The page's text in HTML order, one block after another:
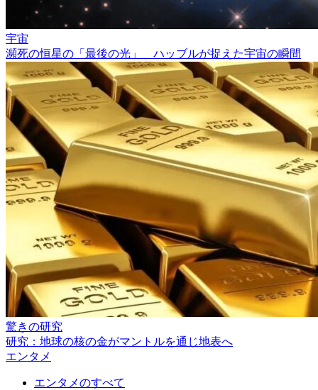
宇宙
瀕死の恒星の「最後の光」 ハッブルが捉えた宇宙の瞬間
驚きの研究
研究：地球の核の金がマントルを通じ地表へ
エンタメ
エンタメのすべて